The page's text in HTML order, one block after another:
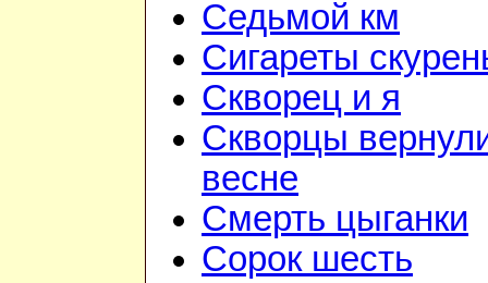
Седьмой км
Сигареты
Скворец и я
Скворцы
весне
Смерть цыганки
Сорок шесть